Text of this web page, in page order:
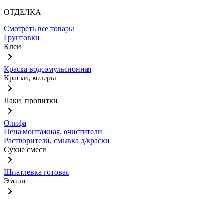
ОТДЕЛКА
Смотреть все товары
Грунтовки
Клеи
Краска водоэмульсионная
Краски, колеры
Лаки, пропитки
Олифа
Пена монтажная, очистители
Растворители, смывка д/краски
Сухие смеси
Шпатлевка готовая
Эмали